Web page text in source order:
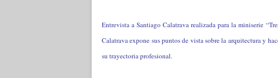
Entrevista a Santiago Calatrava realizada para la miniserie
Calatrava expone sus puntos de vista sobre la arquitectura y
su trayectoriaprofesional.